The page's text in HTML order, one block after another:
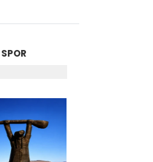
SPOR